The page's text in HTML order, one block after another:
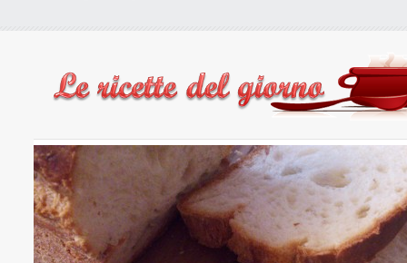
Panbrioche al Miele senza
uova
Valutazione media: (0 / 5)